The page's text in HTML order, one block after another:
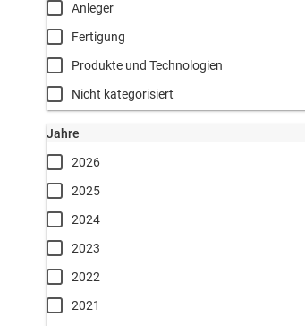
Anleger
Fertigung
Produkte und Technologien
Nicht kategorisiert
Jahre
2026
2025
2024
2023
2022
2021